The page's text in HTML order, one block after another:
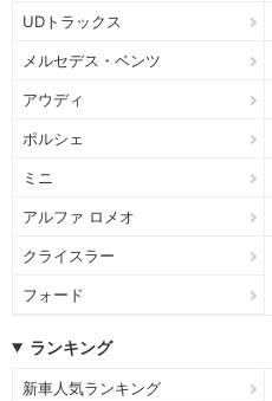
UDトラックス
メルセデス・ベンツ
アウディ
ポルシェ
ミニ
アルファ ロメオ
クライスラー
フォード
ランキング
新車人気ランキング